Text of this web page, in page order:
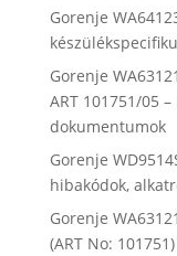
Gorenje
Gorenje
ART 101751/05
dokumentumok
Gorenje
hibakódok,
Gorenje
(ART No: